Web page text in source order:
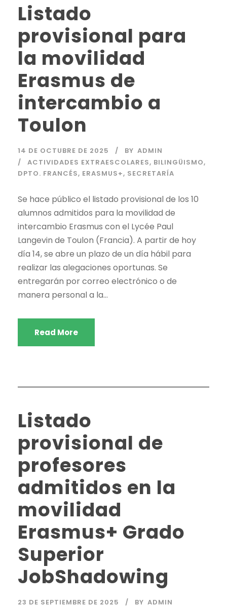
Listado
provisional para
la movilidad
Erasmus de
intercambio a
Toulon
14 DE OCTUBRE DE 2025 BY ADMIN
ACTIVIDADES EXTRAESCOLARES, BILINGÜISMO,
DPTO. FRANCÉS, ERASMUS+, SECRETARÍA
Se hace público el listado provisional de los 10
alumnos admitidos para la movilidad de
intercambio Erasmus con el Lycée Paul
Langevin de Toulon (Francia). A partir de hoy
día 14, se abre un plazo de un día hábil para
realizar las alegaciones oportunas. Se
entregarán por correo electrónico o de
manera personal a la...
Read More
Listado
provisional de
profesores
admitidos en la
movilidad
Erasmus+ Grado
Superior
JobShadowing
23 DE SEPTIEMBRE DE 2025 BY ADMIN